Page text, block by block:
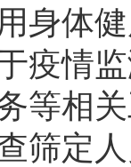
身体
疫情
等相
筛定